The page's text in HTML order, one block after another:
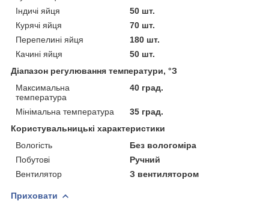
Індичі яйця
50 шт.
Курячі яйця
70 шт.
Перепелині яйця
180 шт.
Качині яйця
50 шт.
Діапазон регулювання температури, °З
Максимальна
температура
40 град.
Мінімальна температура
35 град.
Користувальницькі характеристики
Вологість
Без вологоміра
Побутові
Ручний
Вентилятор
З вентилятором
Приховати